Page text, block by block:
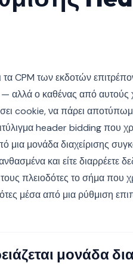
CPM των εκδοτών
αλλά ο καθένας από αυτούς
cookie, να πάρει
header bidding που
μια μονάδα διαχείρισης
και είτε διαρρέετε
τους πλειοδότες το σήμα που
μέσα από μια ρύθμιση
μονάδα